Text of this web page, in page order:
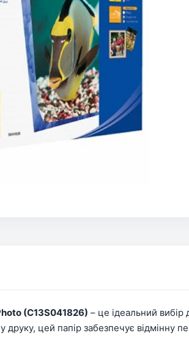
(C13S041826) – це ідеальний вибір
цей папір забезпечує відмінну